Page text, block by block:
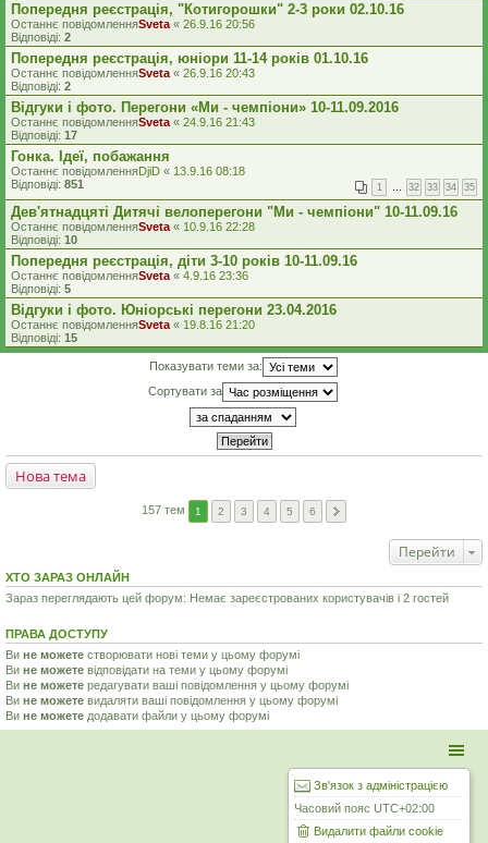
Попередня реєстрація, "Котигорошки" 2-3 роки 02.10.16
Останнє повідомленняSveta « 26.9.16 20:56
Відповіді: 2
Попередня реєстрація, юніори 11-14 років 01.10.16
Останнє повідомленняSveta « 26.9.16 20:43
Відповіді: 2
Відгуки і фото. Перегони «Ми - чемпіони» 10-11.09.2016
Останнє повідомленняSveta « 24.9.16 21:43
Відповіді: 17
Гонка. Ідеї, побажання
Останнє повідомленняDjiD « 13.9.16 08:18
Відповіді: 851 1 … 32 33 34 35
Дев'ятнадцяті Дитячі велоперегони "Ми - чемпіони" 10-11.09.16
Останнє повідомленняSveta « 10.9.16 22:28
Відповіді: 10
Попередня реєстрація, діти 3-10 років 10-11.09.16
Останнє повідомленняSveta « 4.9.16 23:36
Відповіді: 5
Відгуки і фото. Юніорські перегони 23.04.2016
Останнє повідомленняSveta « 19.8.16 21:20
Відповіді: 15
Показувати теми за:
Сортувати за
Нова тема
157 тем 1 2 3 4 5 6
Перейти
ХТО ЗАРАЗ ОНЛАЙН
Зараз переглядають цей форум: Немає зареєстрованих користувачів і 2 гостей
ПРАВА ДОСТУПУ
Ви не можете створювати нові теми у цьому форумі
Ви не можете відповідати на теми у цьому форумі
Ви не можете редагувати ваші повідомлення у цьому форумі
Ви не можете видаляти ваші повідомлення у цьому форумі
Ви не можете додавати файли у цьому форумі
Зв'язок з адміністрацією
Часовий пояс UTC+02:00
Видалити файли cookie